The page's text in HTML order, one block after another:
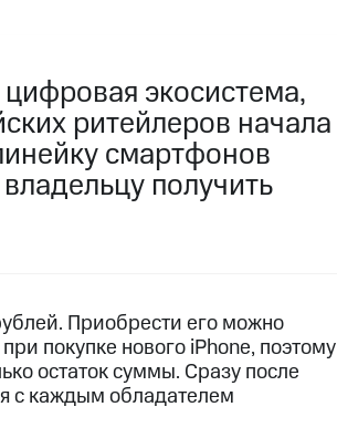
экосистема,
ритейлеров начала
смартфонов
получить
Приобрести его можно
покупке нового iPhone, поэтому
остаток суммы. Сразу после
с каждым обладателем